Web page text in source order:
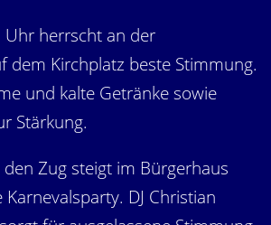
Uhr herrscht an der
dem Kirchplatz beste Stimmung.
und kalte Getränke sowie
Stärkung.
Zug steigt im Bürgerhaus
DJ Christian